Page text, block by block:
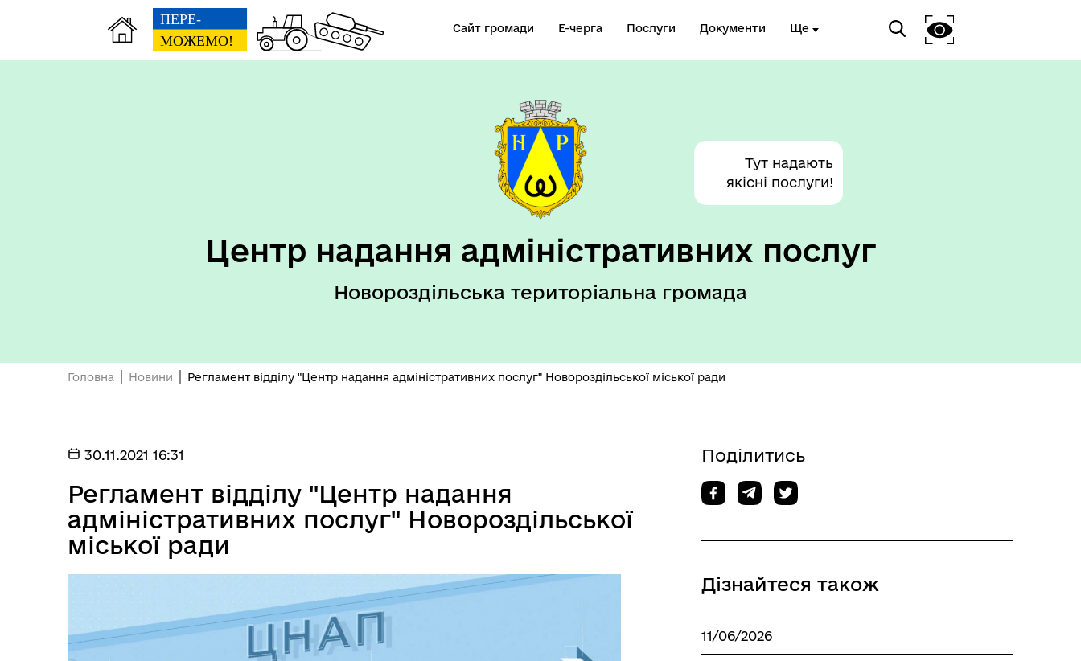
Сайт громади Е-черга Послуги Документи Ще
Тут надають
якісні послуги!
Центр надання адміністративних послуг
Новороздільська територіальна громада
Головна Новини Регламент відділу "Центр надання адміністративних послуг" Новороздільської міської ради
30.11.2021 16:31
Регламент відділу "Центр надання
адміністративних послуг" Новороздільської
міської ради
Поділитись
Дізнайтеся також
11/06/2026